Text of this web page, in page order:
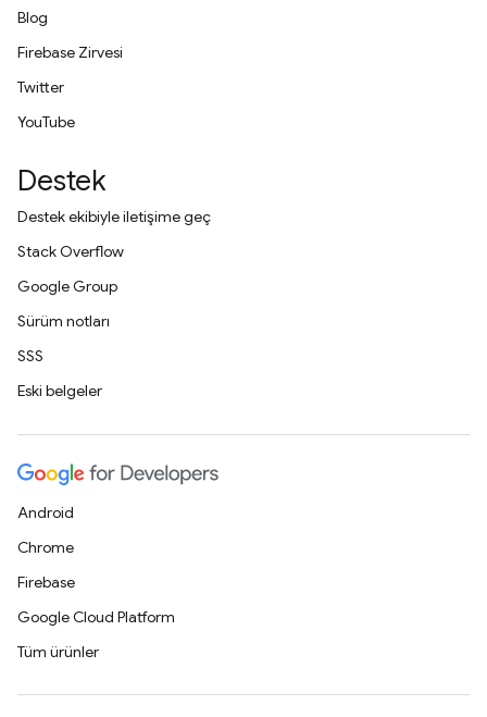
Blog
Firebase Zirvesi
Twitter
YouTube
Destek
Destek ekibiyle iletişime geç
Stack Overflow
Google Group
Sürüm notları
SSS
Eski belgeler
Android
Chrome
Firebase
Google Cloud Platform
Tüm ürünler